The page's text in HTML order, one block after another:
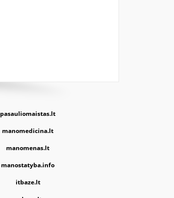
pasauliomaistas.lt
manomedicina.lt
manomenas.lt
manostatyba.info
itbaze.lt